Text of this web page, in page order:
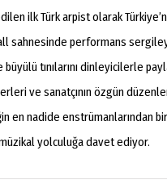
ilk Türk arpist olarak
sahnesinde performans
büyülü tınılarını dinleyicilerle
ve sanatçının özgün
en nadide enstrümanlarından
yolculuğa davet ediyor.